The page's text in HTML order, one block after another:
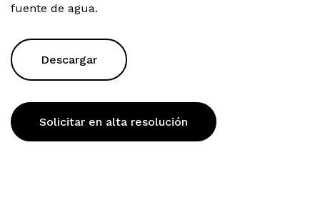
fuente de agua.
Descargar
Solicitar en alta resolución